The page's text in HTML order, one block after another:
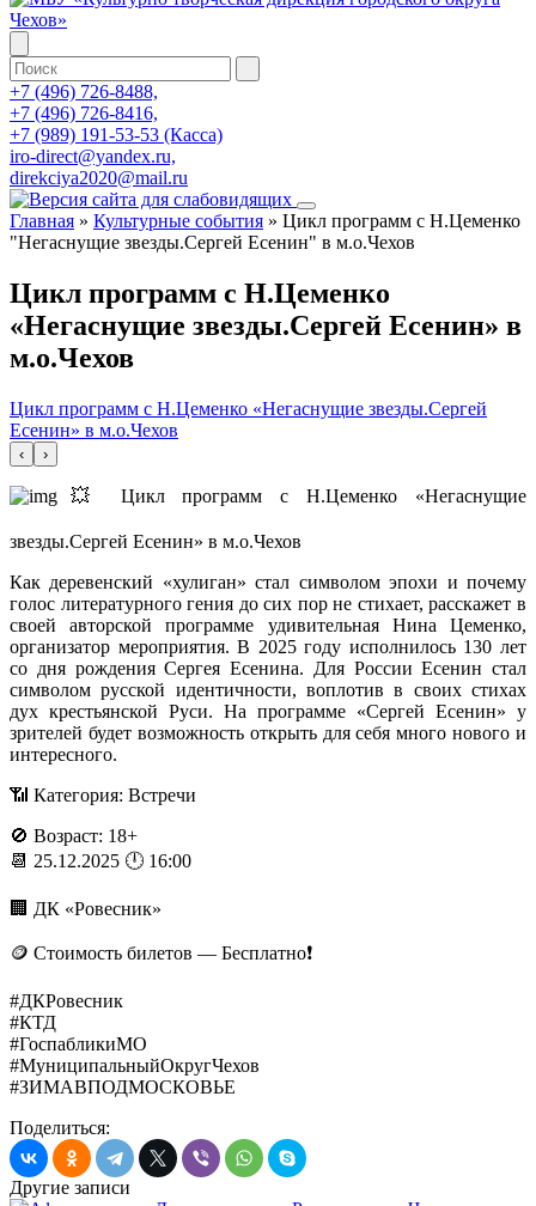
+7 (496) 726-8488,
+7 (496) 726-8416,
+7 (989) 191-53-53 (Касса)
iro-direct@yandex.ru,
direkciya2020@mail.ru
Главная » Культурные события » Цикл программ с Н.Цеменко
"Негаснущие звезды.Сергей Есенин" в м.о.Чехов
Цикл программ с Н.Цеменко
«Негаснущие звезды.Сергей Есенин» в
м.о.Чехов
Цикл программ с Н.Цеменко «Негаснущие звезды.Сергей
Есенин» в м.о.Чехов
‹ ›
💥 Цикл программ с Н.Цеменко «Негаснущие
звезды.Сергей Есенин» в м.о.Чехов
Как деревенский «хулиган» стал символом эпохи и почему
голос литературного гения до сих пор не стихает, расскажет в
своей авторской программе удивительная Нина Цеменко,
организатор мероприятия. В 2025 году исполнилось 130 лет
со дня рождения Сергея Есенина. Для России Есенин стал
символом русской идентичности, воплотив в своих стихах
дух крестьянской Руси. На программе «Сергей Есенин» у
зрителей будет возможность открыть для себя много нового и
интересного.
📶 Категория: Встречи
🚫 Возраст: 18+
📆 25.12.2025 🕛 16:00
🏢 ДК «Ровесник»
🪙 Стоимость билетов — Бесплатно❗️
#ДКРовесник
#КТД
#ГоспабликиМО
#МуниципальныйОкругЧехов
#ЗИМАВПОДМОСКОВЬЕ
Поделиться:
Другие записи